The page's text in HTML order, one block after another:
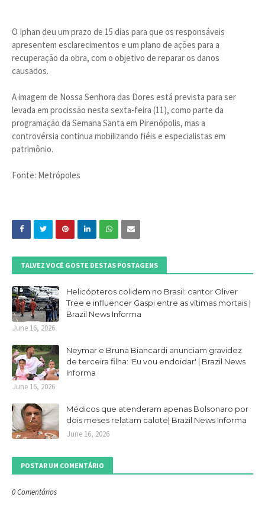
O Iphan deu um prazo de 15 dias para que os responsáveis
apresentem esclarecimentos e um plano de ações para a
recuperação da obra, com o objetivo de reparar os danos
causados.
A imagem de Nossa Senhora das Dores está prevista para ser
levada em procissão nesta sexta-feira (11), como parte da
programação da Semana Santa em Pirenópolis, mas a
controvérsia continua mobilizando fiéis e especialistas em
patrimônio.
Fonte: Metrópoles
TALVEZ VOCÊ GOSTE DESTAS POSTAGENS
Helicópteros colidem no Brasil: cantor Oliver
Tree e influencer Gaspi entre as vítimas mortais |
Brazil News Informa
June 16, 2026
Neymar e Bruna Biancardi anunciam gravidez
de terceira filha: 'Eu vou endoidar' | Brazil News
Informa
June 16, 2026
Médicos que atenderam apenas Bolsonaro por
dois meses relatam calote| Brazil News Informa
June 16, 2026
POSTAR UM COMENTÁRIO
0 Comentários